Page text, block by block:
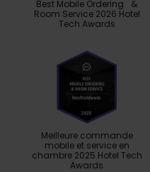
Best Mobile Ordering &
Room Service 2026 Hotel
Tech Awards
Meilleure commande
mobile et service en
chambre 2025 Hotel Tech
Awards